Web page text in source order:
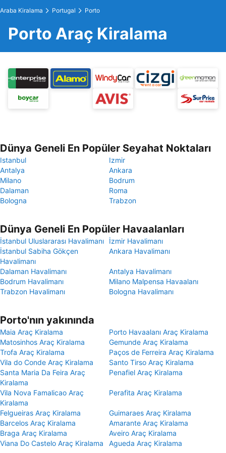
Araba Kiralama Portugal Porto
Porto Araç Kiralama
Dünya Geneli En Popüler Seyahat Noktaları
Istanbul
Izmir
Antalya
Ankara
Milano
Bodrum
Dalaman
Roma
Bologna
Trabzon
Dünya Geneli En Popüler Havaalanları
İstanbul Uluslararası Havalimanı
İzmir Havalimanı
İstanbul Sabiha Gökçen
Havalimanı
Ankara Havalimanı
Dalaman Havalimanı
Antalya Havalimanı
Bodrum Havalimanı
Milano Malpensa Havaalanı
Trabzon Havalimanı
Bologna Havalimanı
Porto'nın yakınında
Maia Araç Kiralama
Porto Havaalanı Araç Kiralama
Matosinhos Araç Kiralama
Gemunde Araç Kiralama
Trofa Araç Kiralama
Paços de Ferreira Araç Kiralama
Vila do Conde Araç Kiralama
Santo Tirso Araç Kiralama
Santa Maria Da Feira Araç
Kiralama
Penafiel Araç Kiralama
Vila Nova Famalicao Araç
Kiralama
Perafita Araç Kiralama
Felgueiras Araç Kiralama
Guimaraes Araç Kiralama
Barcelos Araç Kiralama
Amarante Araç Kiralama
Braga Araç Kiralama
Aveiro Araç Kiralama
Viana Do Castelo Araç Kiralama
Agueda Araç Kiralama